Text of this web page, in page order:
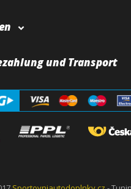
und Transport